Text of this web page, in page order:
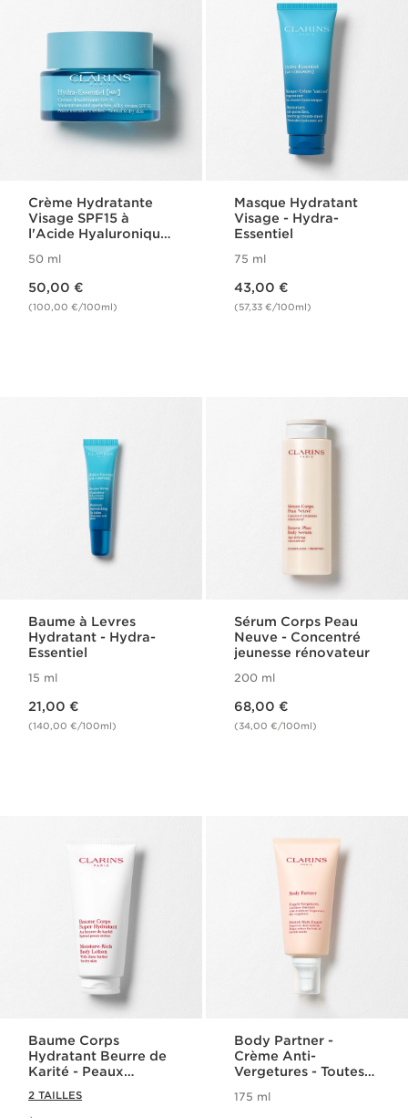
Crème Hydratante
Visage SPF15 à
l'Acide Hyaluronique
50 ml
50,00 €
(100,00 €/100ml)
Masque Hydratant
Visage​ - Hydra-
Essentiel
75 ml
43,00 €
(57,33 €/100ml)
Baume à Levres
Hydratant - Hydra-
Essentiel
15 ml
21,00 €
(140,00 €/100ml)
Sérum Corps Peau
Neuve - Concentré
jeunesse rénovateur
200 ml
68,00 €
(34,00 €/100ml)
Baume Corps
Hydratant Beurre de
Karité - Peaux
2 TAILLES
Body Partner -
Crème Anti-
Vergetures - Toutes
175 ml